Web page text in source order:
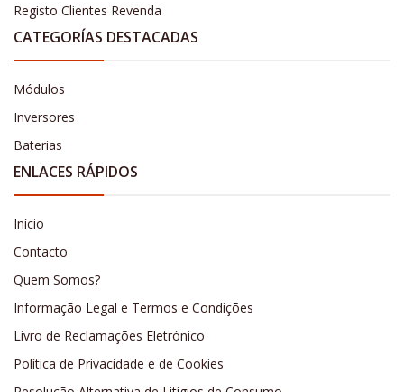
Registo Clientes Revenda
CATEGORÍAS DESTACADAS
Módulos
Inversores
Baterias
ENLACES RÁPIDOS
Início
Contacto
Quem Somos?
Informação Legal e Termos e Condições
Livro de Reclamações Eletrónico
Política de Privacidade e de Cookies